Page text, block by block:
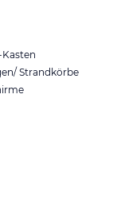
Strandkörbe